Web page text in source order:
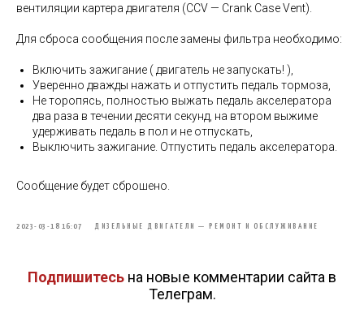
вентиляции картера двигателя (CCV — Crank Case Vent).
Для сброса сообщения после замены фильтра необходимо:
Включить зажигание ( двигатель не запускать! ),
Уверенно дважды нажать и отпустить педаль тормоза,
Не торопясь, полностью выжать педаль акселератора
два раза в течении десяти секунд, на втором выжиме
удерживать педаль в пол и не отпускать,
Выключить зажигание. Отпустить педаль акселератора.
Сообщение будет сброшено.
2023-03-18 16:07 ДИЗЕЛЬНЫЕ ДВИГАТЕЛИ — РЕМОНТ И ОБСЛУЖИВАНИЕ
Подпишитесь на новые комментарии сайта в
Телеграм.